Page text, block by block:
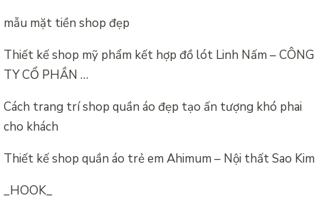
mẫu mặt tiền shop đẹp
Thiết kế shop mỹ phẩm kết hợp đồ lót Linh Nấm – CÔNG
TY CỔ PHẦN …
Cách trang trí shop quần áo đẹp tạo ấn tượng khó phai
cho khách
Thiết kế shop quần áo trẻ em Ahimum – Nội thất Sao Kim
_HOOK_